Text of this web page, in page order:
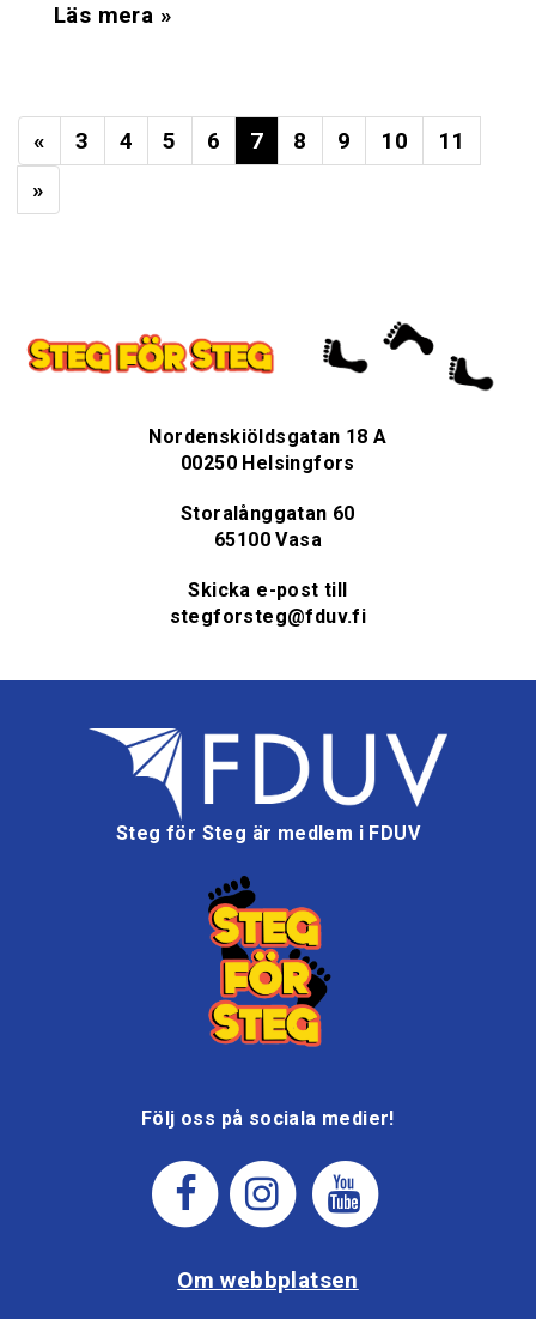
Läs mera »
« 3 4 5 6 7 8 9 10
11
»
Nordenskiöldsgatan 18 A
00250 Helsingfors
Storalånggatan 60
65100 Vasa
Skicka e-post till
stegforsteg@fduv.fi
Steg för Steg är medlem i FDUV
Följ oss på sociala medier!
Om webbplatsen